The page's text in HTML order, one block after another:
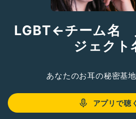
LGBT←チーム名
ジェクト
あなたのお耳の秘密基
アプリで聴